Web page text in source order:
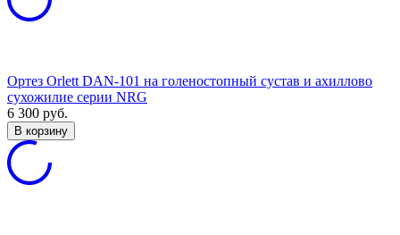
Ортез Orlett DAN-101 на голеностопный сустав и ахиллово
сухожилие серии NRG
6 300 руб.
В корзину